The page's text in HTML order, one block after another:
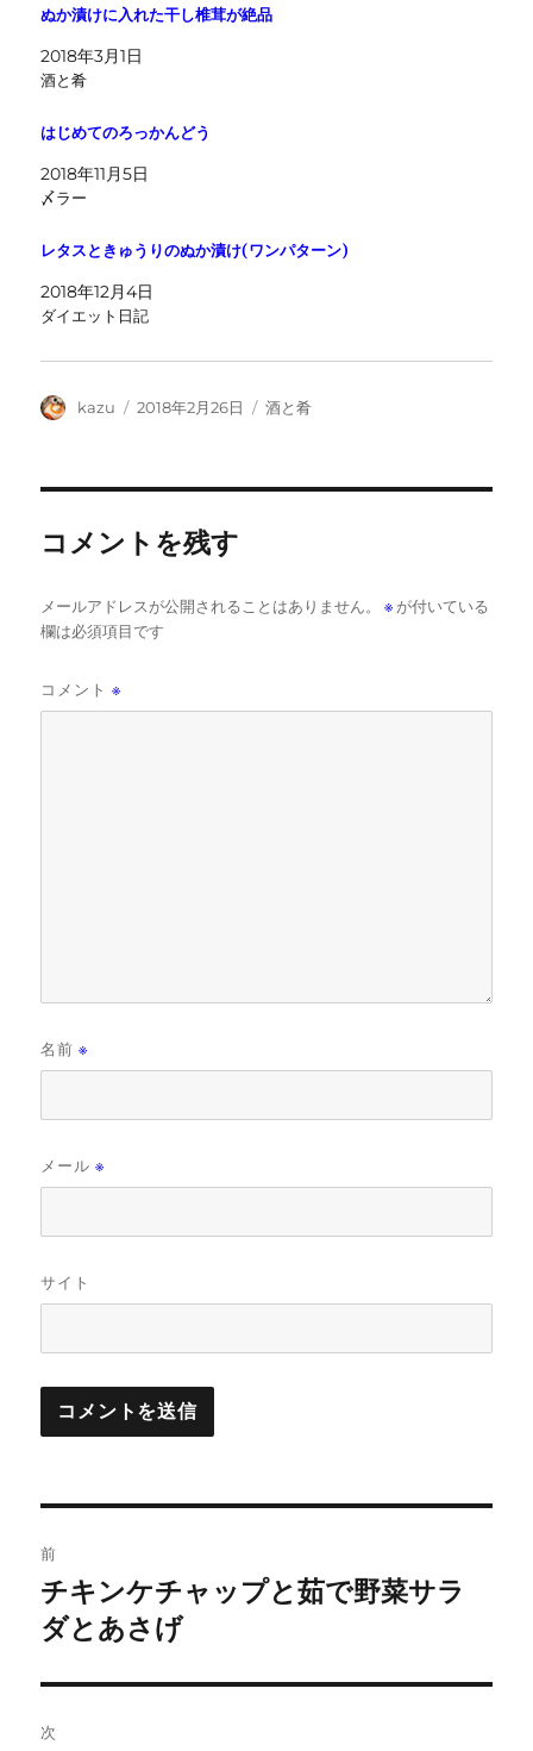
ぬか漬けに入れた干し椎茸が絶品
2018年3月1日
酒と肴
はじめてのろっかんどう
2018年11月5日
〆ラー
レタスときゅうりのぬか漬け(ワンパターン)
2018年12月4日
ダイエット日記
投
kazu
投
2018年2月26日
カ
酒と肴
コメントを残す
メールアドレスが公開されることはありません。 ※ が付いている
欄は必須項目です
コメント※
名前※
メール※
サイト
稿
ナ
ビ
ゲ
前
前
の
稿:
チキンケチャップと茹で野菜サラ
ダとあさげ
次